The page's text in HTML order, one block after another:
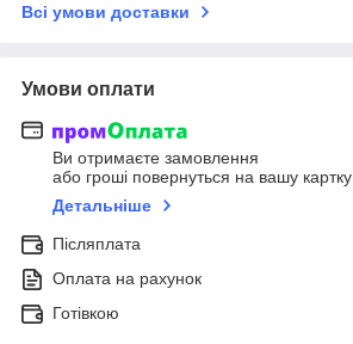
Всі умови доставки
Умови оплати
Ви отримаєте замовлення
або гроші повернуться на вашу картку
Детальніше
Післяплата
Оплата на рахунок
Готівкою